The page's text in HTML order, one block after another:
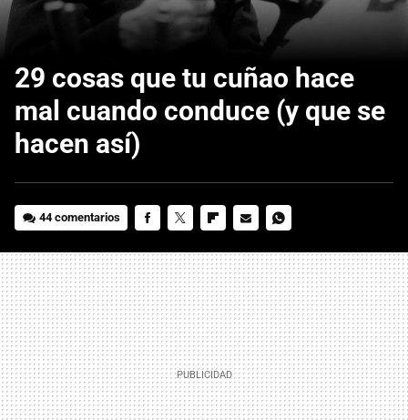
29 cosas que tu cuñao hace
mal cuando conduce (y que se
hacen así)
44 comentarios
MAIL